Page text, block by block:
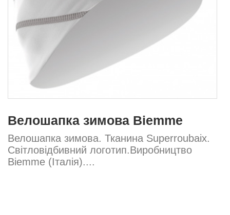
Велошапка зимова Biemme
Велошапка зимова. Тканина Superroubaix.
Світловідбивний логотип.Виробництво
Biemme (Італія)....